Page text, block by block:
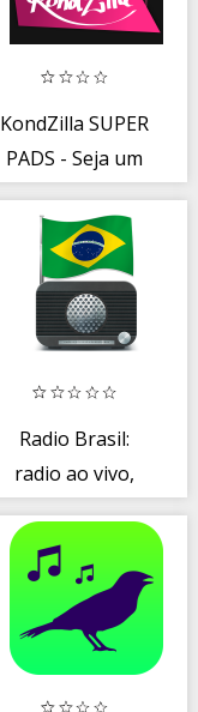
KondZilla SUPER
PADS - Seja um
Radio Brasil:
radio ao vivo,